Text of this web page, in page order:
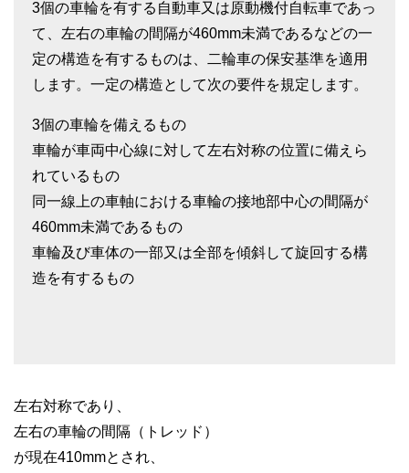
3個の車輪を有する自動車又は原動機付自転車であっ
て、左右の車輪の間隔が460mm未満であるなどの一
定の構造を有するものは、二輪車の保安基準を適用
します。一定の構造として次の要件を規定します。
3個の車輪を備えるもの
車輪が車両中心線に対して左右対称の位置に備えら
れているもの
同一線上の車軸における車輪の接地部中心の間隔が
460mm未満であるもの
車輪及び車体の一部又は全部を傾斜して旋回する構
造を有するもの
左右対称であり、
左右の車輪の間隔（トレッド）
が現在410mmとされ、